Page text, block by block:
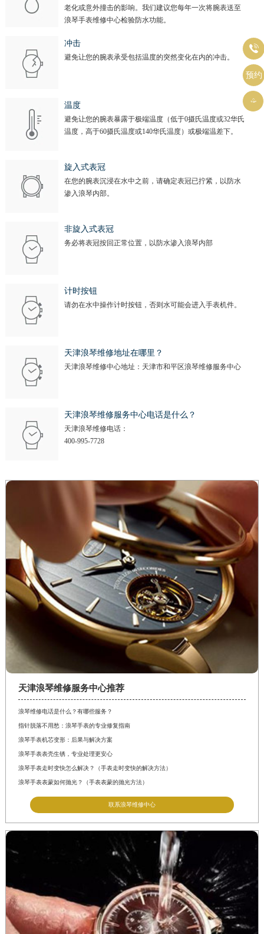
老化或意外撞击的影响。我们建议您每年一次将腕表送至
浪琴手表维修中心检验防水功能。
冲击
避免让您的腕表承受包括温度的突然变化在内的冲击。
温度
避免让您的腕表暴露于极端温度（低于0摄氏温度或32华氏
温度，高于60摄氏温度或140华氏温度）或极端温差下。
旋入式表冠
在您的腕表沉浸在水中之前，请确定表冠已拧紧，以防水
渗入浪琴内部。
非旋入式表冠
务必将表冠按回正常位置，以防水渗入浪琴内部
计时按钮
请勿在水中操作计时按钮，否则水可能会进入手表机件。
天津浪琴维修地址在哪里？
天津浪琴维修中心地址：天津市和平区浪琴维修服务中心
天津浪琴维修服务中心电话是什么？
天津浪琴维修电话：
400-995-7728
天津浪琴维修服务中心推荐
浪琴维修电话是什么？有哪些服务？
指针脱落不用愁：浪琴手表的专业修复指南
浪琴手表机芯变形：后果与解决方案
浪琴手表表壳生锈，专业处理更安心
浪琴手表走时变快怎么解决？（手表走时变快的解决方法）
浪琴手表表蒙如何抛光？（手表表蒙的抛光方法）
联系浪琴维修中心

预约
